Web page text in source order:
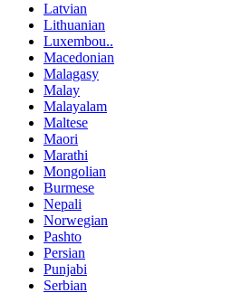
Latvian
Lithuanian
Luxembou..
Macedonian
Malagasy
Malay
Malayalam
Maltese
Maori
Marathi
Mongolian
Burmese
Nepali
Norwegian
Pashto
Persian
Punjabi
Serbian